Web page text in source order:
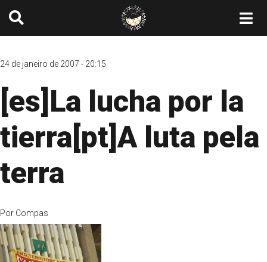
24 de janeiro de 2007 - 20:15
[es]La lucha por la
tierra[pt]A luta pela
terra
Por Compas